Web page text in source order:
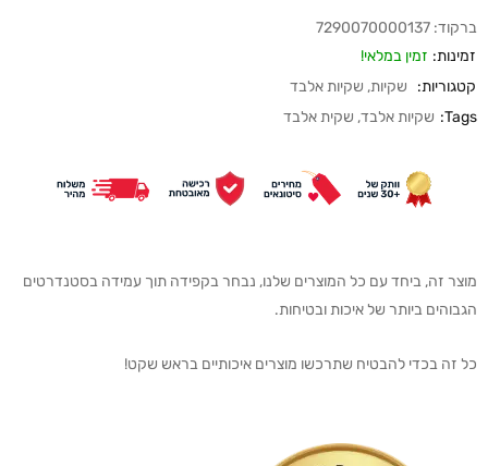
ברקוד: 7290070000137
זמינות: זמין במלאי!
קטגוריות:
שקיות, שקיות אלבד
Tags: שקיות אלבד, שקית אלבד
מוצר זה, ביחד עם כל המוצרים שלנו, נבחר בקפידה תוך עמידה בסטנדרטים
הגבוהים ביותר של איכות ובטיחות.
כל זה בכדי להבטיח שתרכשו מוצרים איכותיים בראש שקט!